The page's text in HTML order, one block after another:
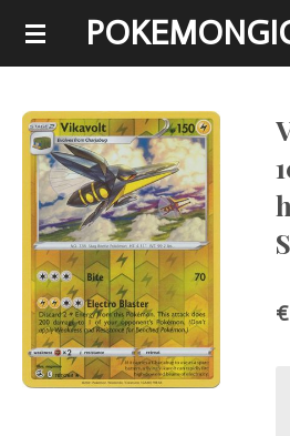
Ga
de
hoofdinhoud